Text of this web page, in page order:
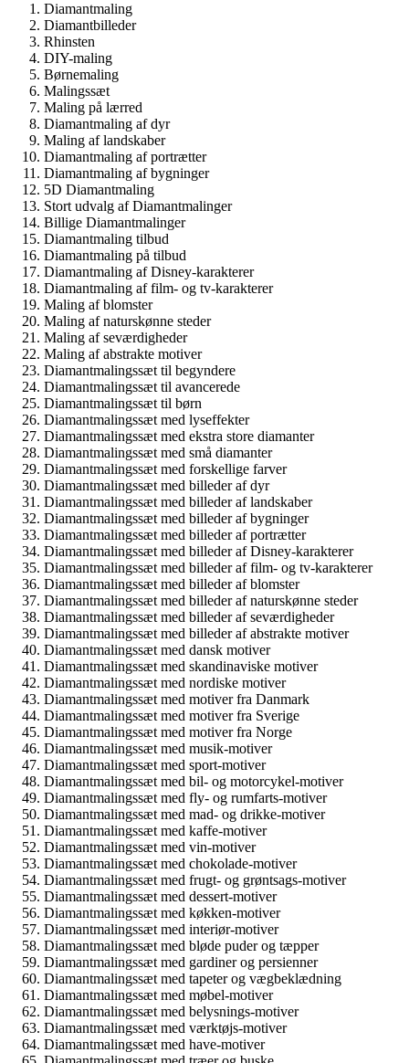
Diamantmaling
Diamantbilleder
Rhinsten
DIY-maling
Børnemaling
Malingssæt
Maling på lærred
Diamantmaling af dyr
Maling af landskaber
Diamantmaling af portrætter
Diamantmaling af bygninger
5D Diamantmaling
Stort udvalg af Diamantmalinger
Billige Diamantmalinger
Diamantmaling tilbud
Diamantmaling på tilbud
Diamantmaling af Disney-karakterer
Diamantmaling af film- og tv-karakterer
Maling af blomster
Maling af naturskønne steder
Maling af seværdigheder
Maling af abstrakte motiver
Diamantmalingssæt til begyndere
Diamantmalingssæt til avancerede
Diamantmalingssæt til børn
Diamantmalingssæt med lyseffekter
Diamantmalingssæt med ekstra store diamanter
Diamantmalingssæt med små diamanter
Diamantmalingssæt med forskellige farver
Diamantmalingssæt med billeder af dyr
Diamantmalingssæt med billeder af landskaber
Diamantmalingssæt med billeder af bygninger
Diamantmalingssæt med billeder af portrætter
Diamantmalingssæt med billeder af Disney-karakterer
Diamantmalingssæt med billeder af film- og tv-karakterer
Diamantmalingssæt med billeder af blomster
Diamantmalingssæt med billeder af naturskønne steder
Diamantmalingssæt med billeder af seværdigheder
Diamantmalingssæt med billeder af abstrakte motiver
Diamantmalingssæt med dansk motiver
Diamantmalingssæt med skandinaviske motiver
Diamantmalingssæt med nordiske motiver
Diamantmalingssæt med motiver fra Danmark
Diamantmalingssæt med motiver fra Sverige
Diamantmalingssæt med motiver fra Norge
Diamantmalingssæt med musik-motiver
Diamantmalingssæt med sport-motiver
Diamantmalingssæt med bil- og motorcykel-motiver
Diamantmalingssæt med fly- og rumfarts-motiver
Diamantmalingssæt med mad- og drikke-motiver
Diamantmalingssæt med kaffe-motiver
Diamantmalingssæt med vin-motiver
Diamantmalingssæt med chokolade-motiver
Diamantmalingssæt med frugt- og grøntsags-motiver
Diamantmalingssæt med dessert-motiver
Diamantmalingssæt med køkken-motiver
Diamantmalingssæt med interiør-motiver
Diamantmalingssæt med bløde puder og tæpper
Diamantmalingssæt med gardiner og persienner
Diamantmalingssæt med tapeter og vægbeklædning
Diamantmalingssæt med møbel-motiver
Diamantmalingssæt med belysnings-motiver
Diamantmalingssæt med værktøjs-motiver
Diamantmalingssæt med have-motiver